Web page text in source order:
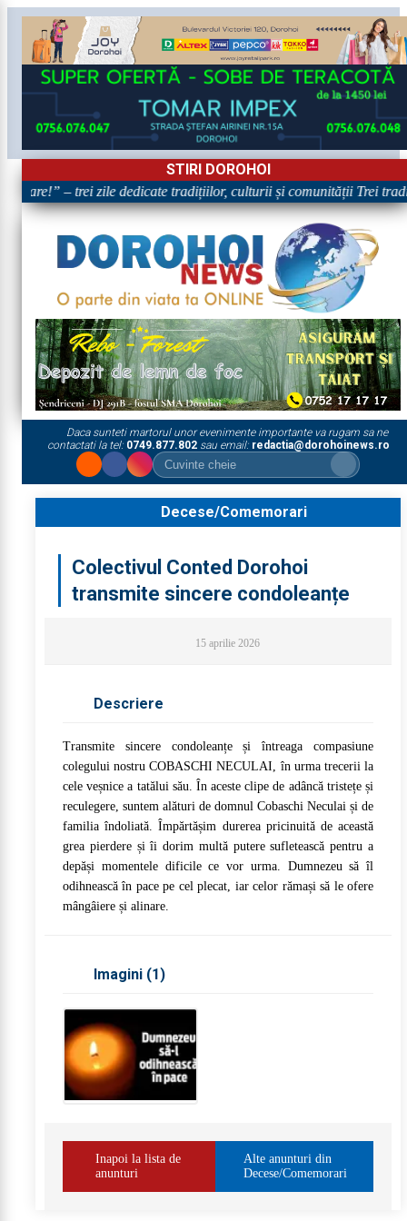
STIRI DOROHOI
– trei zile dedicate tradițiilor, culturii și comunității Trei
Daca sunteti martorul unor evenimente importante va rugam sa ne
contactati la tel: 0749.877.802sau email: redactia@dorohoinews.ro
Decese/Comemorari
Colectivul Conted Dorohoi
transmite sincere condoleanțe
15 aprilie 2026
Descriere
Transmite sincere condoleanțe și întreaga compasiune
colegului nostru COBASCHI NECULAI, în urma trecerii la
cele veșnice a tatălui său. În aceste clipe de adâncă tristețe și
reculegere, suntem alături de domnul Cobaschi Neculai și de
familia îndoliată. Împărtășim durerea pricinuită de această
grea pierdere și îi dorim multă putere sufletească pentru a
depăși momentele dificile ce vor urma. Dumnezeu să îl
odihnească în pace pe cel plecat, iar celor rămași să le ofere
mângâiere și alinare.
Imagini (1 )
Inapoi la lista de
anunturi
Alte anunturi din
Decese/Comemorari